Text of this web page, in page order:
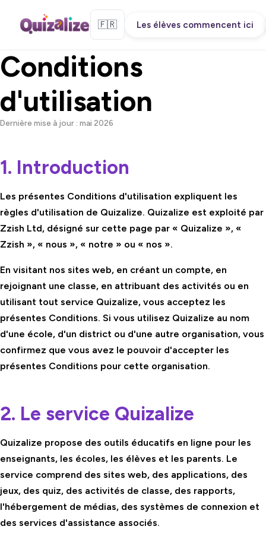
🇫🇷 Les élèves commencent ici
Conditions
d'utilisation
Dernière mise à jour : mai 2026
1. Introduction
Les présentes Conditions d'utilisation expliquent les
règles d'utilisation de Quizalize. Quizalize est exploité par
Zzish Ltd, désigné sur cette page par « Quizalize », «
Zzish », « nous », « notre » ou « nos ».
En visitant nos sites web, en créant un compte, en
rejoignant une classe, en attribuant des activités ou en
utilisant tout service Quizalize, vous acceptez les
présentes Conditions. Si vous utilisez Quizalize au nom
d'une école, d'un district ou d'une autre organisation, vous
confirmez que vous avez le pouvoir d'accepter les
présentes Conditions pour cette organisation.
2. Le service Quizalize
Quizalize propose des outils éducatifs en ligne pour les
enseignants, les écoles, les élèves et les parents. Le
service comprend des sites web, des applications, des
jeux, des quiz, des activités de classe, des rapports,
l'hébergement de médias, des systèmes de connexion et
des services d'assistance associés.